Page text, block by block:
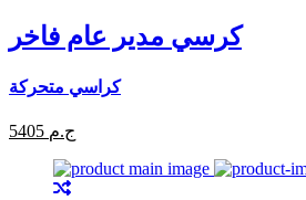
كرسي مدير عام فاخر
كراسي متحركة
5405 ج.م